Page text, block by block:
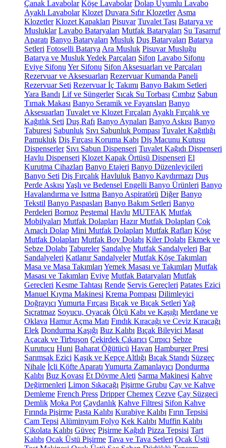
Çanak Lavabolar Köşe Lavabolar Dolap Uyumlu Lavabo
Ayaklı Lavabolar Klozet Duvara Sıfır Klozetler Asma
Klozetler Klozet Kapakları Pisuvar Tuvalet Taşı Batarya ve
Musluklar Lavabo Bataryaları Mutfak Bataryaları Su Tasarruf
Aparatı Banyo Bataryaları Musluk Duş Bataryaları Batarya
Setleri Fotoselli Batarya Ara Musluk Pisuvar Musluğu
Batarya ve Musluk Yedek Parçaları Sifon Lavabo Sifonu
Eviye Sifonu Yer Sifonu Sifon Aksesuarları ve Parçaları
Rezervuar ve Aksesuarları Rezervuar Kumanda Paneli
Rezervuar Seti Rezervuar İç Takımı Banyo Bakım Setleri
Yara Bandı Lif ve Süngerler Sıcak Su Torbası Cımbız Sabun
Tırnak Makası Banyo Seramik ve Fayansları Banyo
Aksesuarları Tuvalet ve Klozet Fırçaları Ayaklı Fırçalık ve
Kağıtlık Seti Duş Rafı Banyo Aynaları Banyo Askısı Banyo
Taburesi Sabunluk Sıvı Sabunluk Pompası Tuvalet Kağıtlığı
Pamukluk Diş Fırçası Koruma Kabı Diş Macunu Kutusu
Dispenserler Sıvı Sabun Dispenseri Tuvalet Kağıdı Dispenseri
Havlu Dispenseri Klozet Kapak Örtüsü Dispenseri El
Kurutma Cihazları Banyo Etajeri Banyo Düzenleyicileri
Banyo Seti Diş Fırçalık Havluluk Banyo Kaydırmazı Duş
Perde Askısı Yaşlı ve Bedensel Engelli Banyo Ürünleri Banyo
Havalandırma ve Isıtma Banyo Aspiratörü Diğer Banyo
Tekstil Banyo Paspasları Banyo Bakım Setleri Banyo
Perdeleri Bornoz Peştemal Havlu MUTFAK Mutfak
Mobilyaları Mutfak Dolapları Hazır Mutfak Dolapları Çok
Amaçlı Dolap Mini Mutfak Dolapları Mutfak Rafları Köşe
Mutfak Dolapları Mutfak Boy Dolabı Kiler Dolabı Ekmek ve
Sebze Dolabı Tabureler Sandalye Mutfak Sandalyeleri Bar
Sandalyeleri Katlanır Sandalyeler Mutfak Köşe Takımları
Masa ve Masa Takımları Yemek Masası ve Takımları Mutfak
Masası ve Takımları Eviye Mutfak Bataryaları Mutfak
Gereçleri Kesme Tahtası Rende Servis Gereçleri Patates Ezici
Manuel Kıyma Makinesi Krema Pompası Dilimleyici
Doğrayıcı Yumurta Fırçası Bıçak ve Bıçak Setleri Yağ
Sıçratmaz Soyucu, Oyacak Ölçü Kabı ve Kaşığı Merdane ve
Oklava Hamur Açma Matı Fındık Kıracağı ve Ceviz Kıracağı
Elek Dondurma Kaşığı Buz Kalıbı Bıçak Bileyici Masat
Açacak ve Tirbuşon Çekirdek Çıkarıcı Çırpıcı Sebze
Kurutucu Huni Baharat Öğütücü Havan Hamburger Presi
Sarımsak Ezici Kaşık ve Kepçe Altlığı Bıçak Standı Süzgeç
Nihale İçli Köfte Aparatı Yumurta Zamanlayıcı Dondurma
Kalıbı Buz Kovası Et Dövme Aleti Sarma Makinesi Kahve
Değirmenleri Limon Sıkacağı Pişirme Grubu Çay ve Kahve
Demleme French Press Dripper Chemex Cezve Çay Süzgeci
Demlik Moka Pot Çaydanlık Kahve Filtresi Sifon Kahve
Fırında Pişirme Pasta Kalıbı Kurabiye Kalıbı Fırın Tepsisi
Cam Tepsi Alüminyum Folyo Kek Kalıbı Muffin Kalıbı
Çikolata Kalıbı Güveç Pişirme Kağıdı Pizza Tepsisi Tart
Kalıbı Ocak Üstü Pişirme Tava ve Tava Setleri Ocak Üstü